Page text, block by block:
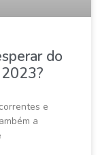
do
e
a